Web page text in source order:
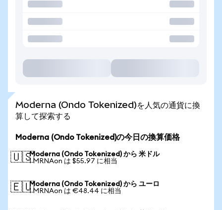
Moderna (Ondo Tokenized)を人気の通貨に換
算して探索する
Moderna (Ondo Tokenized)の今日の換算価格
🇺🇸Moderna (Ondo Tokenized) から 米ドル
1 MRNAon は $55.97 に相当
🇪🇺Moderna (Ondo Tokenized) から ユーロ
1 MRNAon は €48.44 に相当